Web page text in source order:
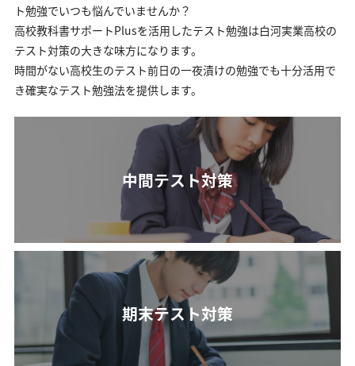
ト勉強でいつも悩んでいませんか？
高校教科書サポートPlusを活用したテスト勉強は白河実業高校の
テスト対策の大きな味方になります。
時間がない高校生のテスト前日の一夜漬けの勉強でも十分活用で
き確実なテスト勉強法を提供します。
中間テスト対策
期末テスト対策